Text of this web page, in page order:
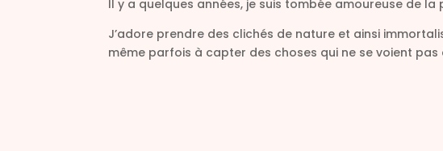
Il y a quelques années, je suis tombée amoureuse de
J’adore prendre des clichés de nature et ainsi
même parfois à capter des choses qui ne se voient pas